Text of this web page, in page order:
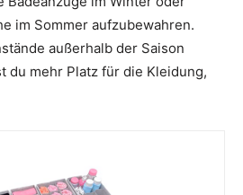
im Sommer aufzubewahren.
außerhalb der Saison
du mehr Platz für die Kleidung,